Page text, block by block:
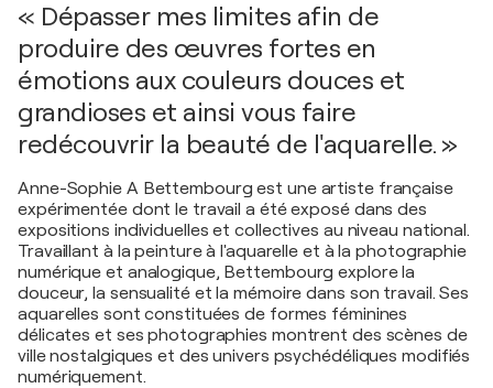
« Dépasser mes limites afin de
produire des œuvres fortes en
émotions aux couleurs douces et
grandioses et ainsi vous faire
redécouvrir la beauté de l'aquarelle. »
Anne-Sophie A Bettembourg est une artiste française
expérimentée dont le travail a été exposé dans des
expositions individuelles et collectives au niveau national.
Travaillant à la peinture à l'aquarelle et à la photographie
numérique et analogique, Bettembourg explore la
douceur, la sensualité et la mémoire dans son travail. Ses
aquarelles sont constituées de formes féminines
délicates et ses photographies montrent des scènes de
ville nostalgiques et des univers psychédéliques modifiés
numériquement.